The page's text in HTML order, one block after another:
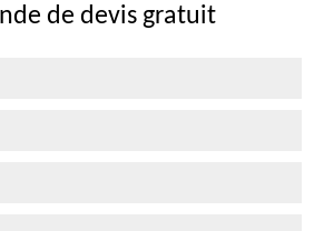
de devis gratuit